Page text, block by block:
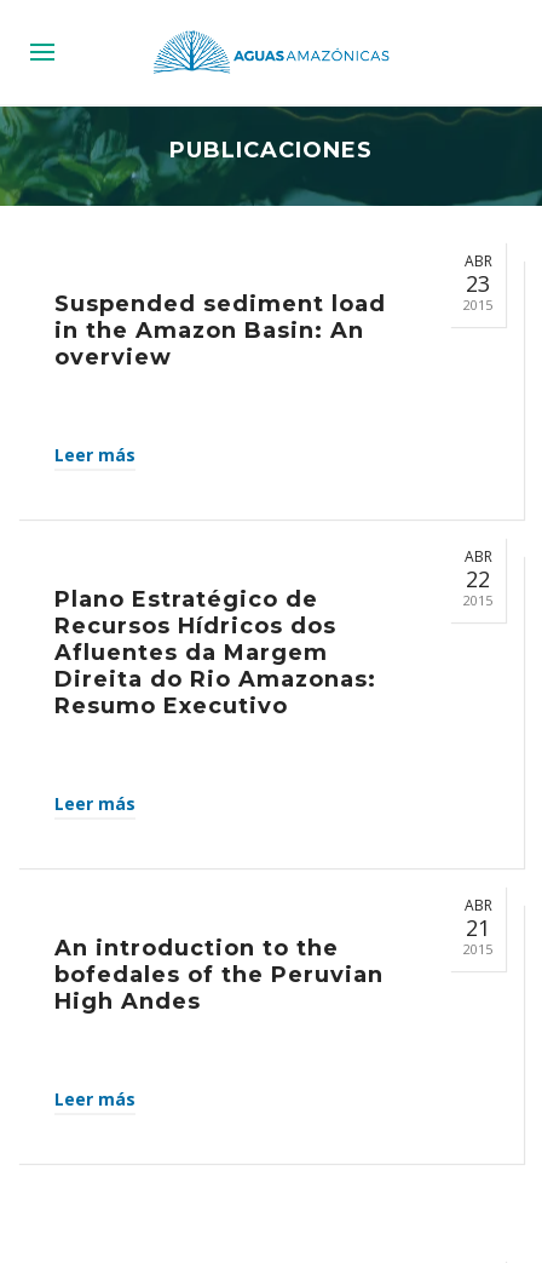
PUBLICACIONES
ABR
23
2015
Suspended sediment load
in the Amazon Basin: An
overview
Leer más
ABR
22
2015
Plano Estratégico de
Recursos Hídricos dos
Afluentes da Margem
Direita do Rio Amazonas:
Resumo Executivo
Leer más
ABR
21
2015
An introduction to the
bofedales of the Peruvian
High Andes
Leer más